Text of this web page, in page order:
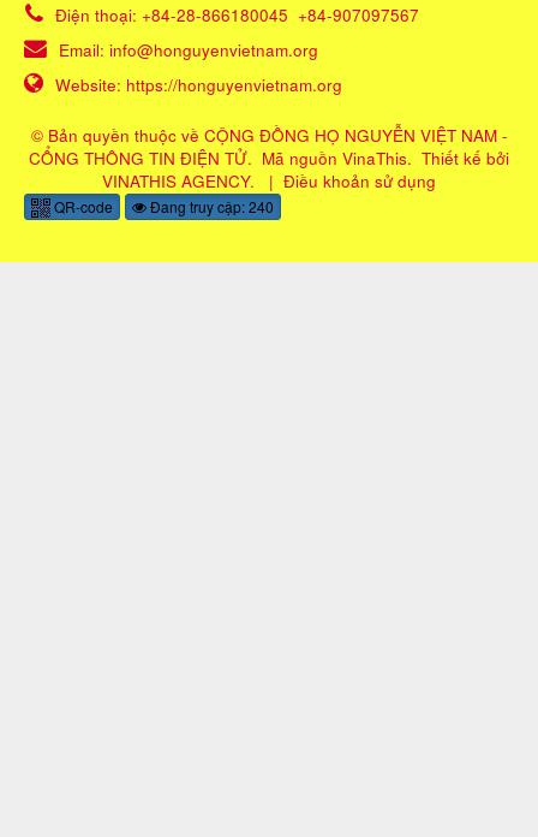
Điện thoại: +84-28-866180045 +84-907097567
Email: info@honguyenvietnam.org
Website: https://honguyenvietnam.org
© Bản quyền thuộc về CỘNG ĐỒNG HỌ NGUYỄN VIỆT NAM -
CỔNG THÔNG TIN ĐIỆN TỬ. Mã nguồn VinaThis. Thiết kế bởi
VINATHIS AGENCY. | Điều khoản sử dụng
QR-code Đang truy cập: 240